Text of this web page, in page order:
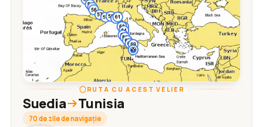
RUTA CU ACEST VELIER
Suedia Tunisia
70 de zile de navigație